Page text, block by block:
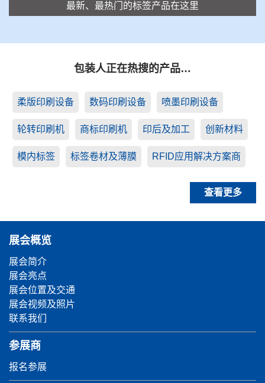
最新、最热门的标签产品在这里
包装人正在热搜的产品…
柔版印刷设备 数码印刷设备 喷墨印刷设备
轮转印刷机 商标印刷机 印后及加工 创新材料
模内标签 标签卷材及薄膜 RFID应用解决方案商
查看更多
展会概览
展会简介
展会亮点
展会位置及交通
展会视频及照片
联系我们
参展商
报名参展